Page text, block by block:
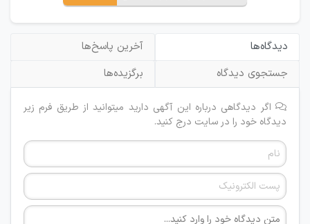
دیدگاه‌ها
آخرین پاسخ‌ها
جستجوی دیدگاه
برگزیده‌ها
اگر دیدگاهی درباره این آگهی دارید میتوانید از طریق فرم زیر
دیدگاه خود را در سایت درج کنید.